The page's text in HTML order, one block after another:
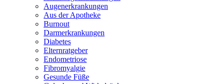
Augenerkrankungen
Aus der Apotheke
Burnout
Darmerkrankungen
Diabetes
Elternratgeber
Endometriose
Fibromyalgie
Gesunde Füße